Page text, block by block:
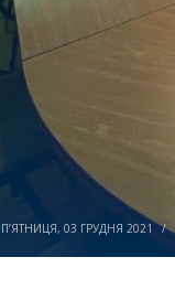
П’ЯТНИЦЯ, 03 ГРУДНЯ 2021 /